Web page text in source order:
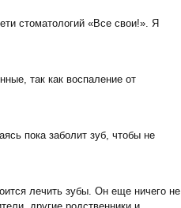
стоматологий «Все свои!». Я
так как воспаление от
пока заболит зуб, чтобы не
лечить зубы. Он еще ничего не